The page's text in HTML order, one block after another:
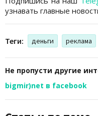
узнавать главные
Теги: деньги реклама
Не пропусти другие
bigmir)net в facebook